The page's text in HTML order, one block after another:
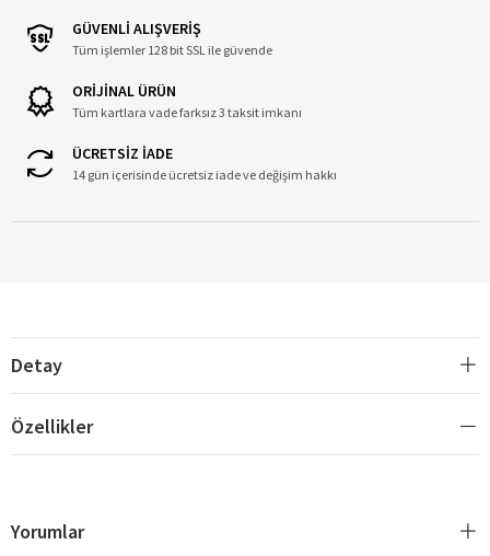
GÜVENLİ ALIŞVERİŞ
Tüm işlemler 128 bit SSL ile güvende
ORİJİNAL ÜRÜN
Tüm kartlara vade farksız 3 taksit imkanı
ÜCRETSİZ İADE
14 gün içerisinde ücretsiz iade ve değişim hakkı
Detay
Özellikler
Yorumlar